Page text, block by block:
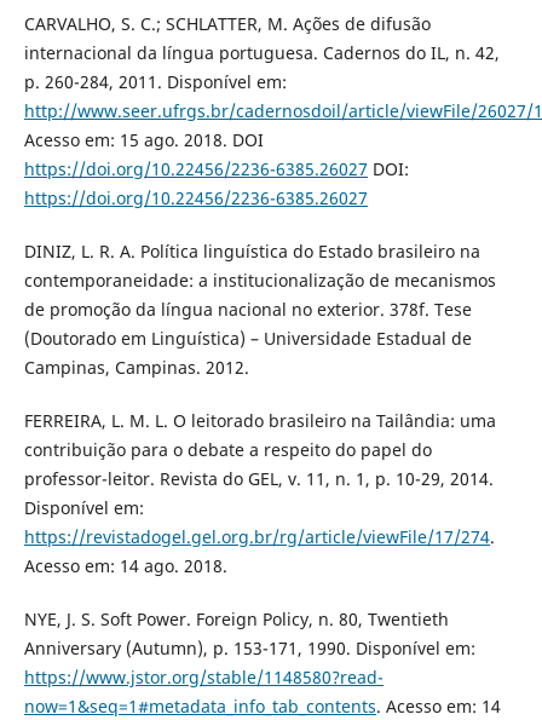
CARVALHO, S. C.; SCHLATTER, M. Ações de difusão
internacional da língua portuguesa. Cadernos do IL, n. 42,
p. 260-284, 2011. Disponível em:
http://www.seer.ufrgs.br/cadernosdoil/article/viewFile/26027/
Acesso em: 15 ago. 2018. DOI
https://doi.org/10.22456/2236-6385.26027 DOI:
https://doi.org/10.22456/2236-6385.26027
DINIZ, L. R. A. Política linguística do Estado brasileiro na
contemporaneidade: a institucionalização de mecanismos
de promoção da língua nacional no exterior. 378f. Tese
(Doutorado em Linguística) – Universidade Estadual de
Campinas, Campinas. 2012.
FERREIRA, L. M. L. O leitorado brasileiro na Tailândia: uma
contribuição para o debate a respeito do papel do
professor-leitor. Revista do GEL, v. 11, n. 1, p. 10-29, 2014.
Disponível em:
https://revistadogel.gel.org.br/rg/article/viewFile/17/274.
Acesso em: 14 ago. 2018.
NYE, J. S. Soft Power. Foreign Policy, n. 80, Twentieth
Anniversary (Autumn), p. 153-171, 1990. Disponível em:
https://www.jstor.org/stable/1148580?read-
now=1&seq=1#metadata_info_tab_contents. Acesso em: 14